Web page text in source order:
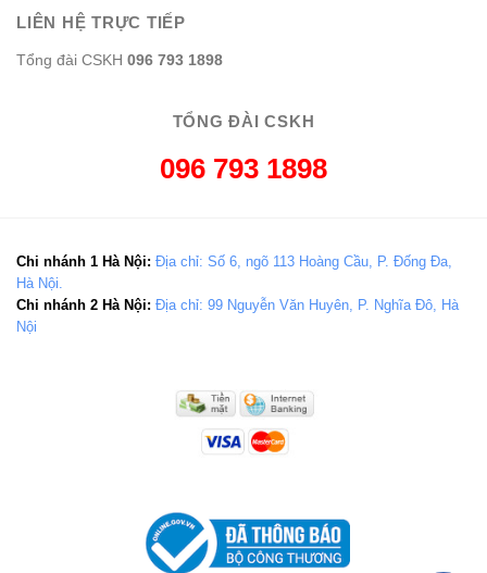
LIÊN HỆ TRỰC TIẾP
Tổng đài CSKH 096 793 1898
TỔNG ĐÀI CSKH
096 793 1898
Chi nhánh 1 Hà Nội: Địa chỉ: Số 6, ngõ 113 Hoàng Cầu, P. Đống Đa,
Hà Nội.
Chi nhánh 2 Hà Nội: Địa chỉ: 99 Nguyễn Văn Huyên, P. Nghĩa Đô, Hà
Nội